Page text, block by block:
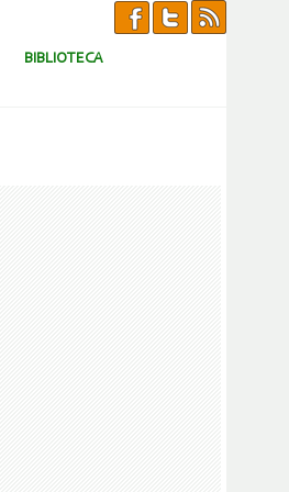
BIBLIOTECA